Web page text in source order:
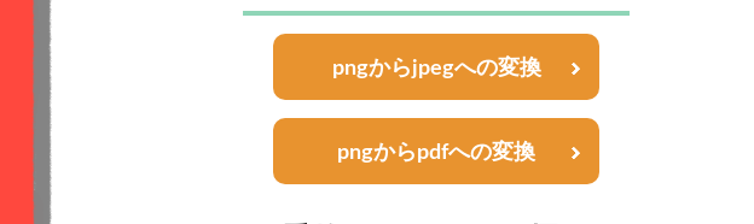
pngからjpegへの変換
pngからpdfへの変換